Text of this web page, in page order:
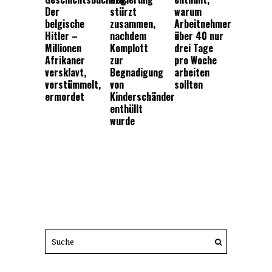
Der
belgische
Hitler –
Millionen
Afrikaner
versklavt,
verstümmelt,
ermordet
stürzt
zusammen,
nachdem
Komplott
zur
Begnadigung
von
Kinderschänder
enthüllt
wurde
warum
Arbeitnehmer
über 40 nur
drei Tage
pro Woche
arbeiten
sollten